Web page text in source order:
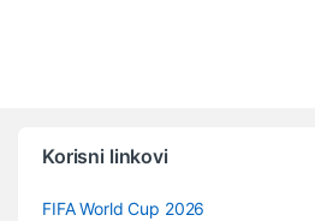
Korisni linkovi
FIFA World Cup 2026